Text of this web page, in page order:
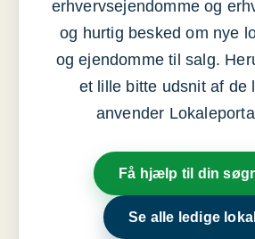
erhvervsejendomme og
og hurtig besked om nye
og ejendomme til salg.
et lille bitte udsnit af de
anvender
Få hjælp til din
Se alle ledige